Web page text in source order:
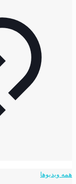
همه ویدیوها